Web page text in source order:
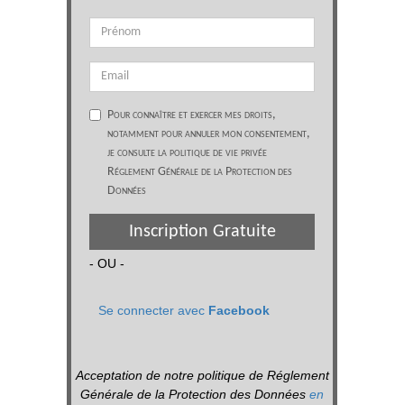
Pour connaître et exercer mes droits,
notamment pour annuler mon consentement,
je consulte la politique de vie privée
Réglement Générale de la Protection des
Données
Inscription Gratuite
- OU -
Se connecter avec Facebook
Acceptation de notre politique de Réglement
Générale de la Protection des Données en